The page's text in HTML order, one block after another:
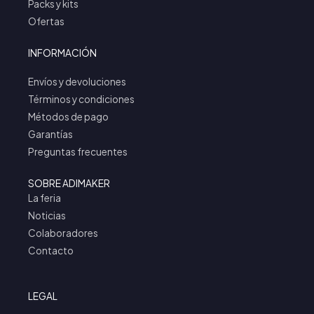
Packs y kits
Ofertas
INFORMACIÓN
Envíos y devoluciones
Términos y condiciones
Métodos de pago
Garantías
Preguntas frecuentes
SOBRE ADIMAKER
La feria
Noticias
Colaboradores
Contacto
LEGAL